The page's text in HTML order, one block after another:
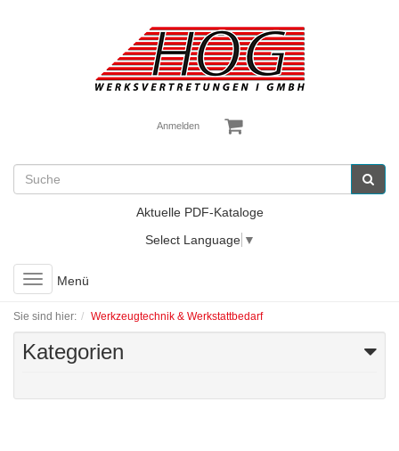
Anmelden
Aktuelle PDF-Kataloge
Select Language ▼
Toggle
navigation
Menü
Sie sind hier: Werkzeugtechnik & Werkstattbedarf
Kategorien